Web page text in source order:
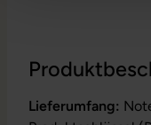
Lieferumfang: